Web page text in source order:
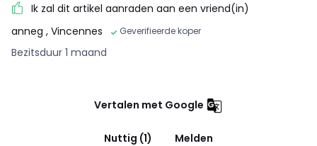
Ik zal dit artikel aanraden aan een vriend(in)
anneg , Vincennes Geverifieerde koper
Bezitsduur 1 maand
Vertalen met Google
Nuttig (1) Melden